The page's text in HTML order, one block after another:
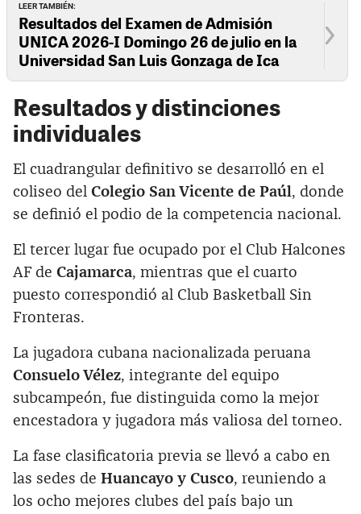
LEER TAMBIÉN:
Resultados del Examen de Admisión
UNICA 2026-I Domingo 26 de julio en la
Universidad San Luis Gonzaga de Ica
Resultados y distinciones
individuales
El cuadrangular definitivo se desarrolló en el
coliseo del Colegio San Vicente de Paúl, donde
se definió el podio de la competencia nacional.
El tercer lugar fue ocupado por el Club Halcones
AF de Cajamarca, mientras que el cuarto
puesto correspondió al Club Basketball Sin
Fronteras.
La jugadora cubana nacionalizada peruana
Consuelo Vélez, integrante del equipo
subcampeón, fue distinguida como la mejor
encestadora y jugadora más valiosa del torneo.
La fase clasificatoria previa se llevó a cabo en
las sedes de Huancayo y Cusco, reuniendo a
los ocho mejores clubes del país bajo un